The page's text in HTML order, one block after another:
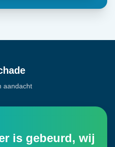
aandacht
is gebeurd, wij